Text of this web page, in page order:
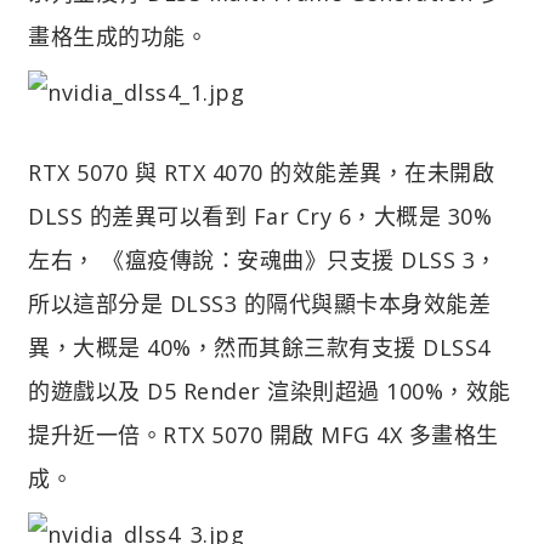
畫格生成的功能。
RTX 5070 與 RTX 4070 的效能差異，在未開啟
DLSS 的差異可以看到 Far Cry 6，大概是 30%
左右， 《瘟疫傳說：安魂曲》只支援 DLSS 3，
所以這部分是 DLSS3 的隔代與顯卡本身效能差
異，大概是 40%，然而其餘三款有支援 DLSS4
的遊戲以及 D5 Render 渲染則超過 100%，效能
提升近一倍。RTX 5070 開啟 MFG 4X 多畫格生
成。